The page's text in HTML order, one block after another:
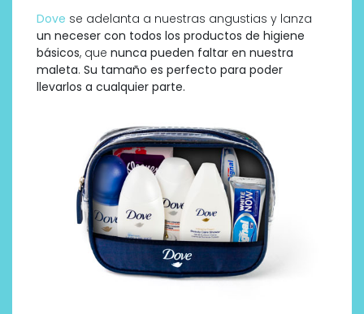
Dove se adelanta a nuestras angustias y lanza
un neceser con todos los productos de higiene
básicos, que nunca pueden faltar en nuestra
maleta. Su tamaño es perfecto para poder
llevarlos a cualquier parte.